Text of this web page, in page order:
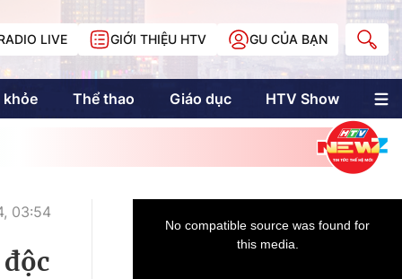
LIVE GIỚI THIỆU HTV GU CỦA BẠN
khỏe Thể thao Giáo dục HTV Show
Multimedia
Multiform
Doanh nhân Sài
Gòn
03:54